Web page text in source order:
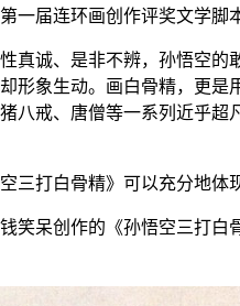
一届连环画创作评奖文学脚
真诚、是非不辨，孙悟空
形象生动。画白骨精，更
八戒、唐僧等一系列近乎
三打白骨精》可以充分地
笑呆创作的《孙悟空三打